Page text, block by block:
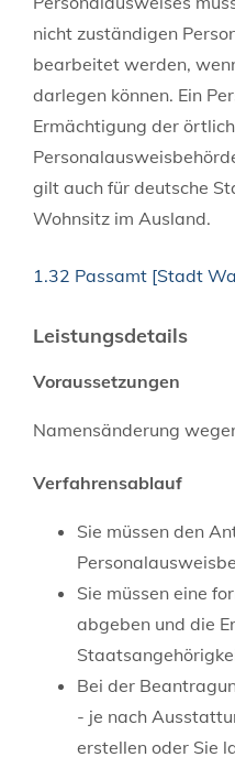
nicht zuständigen
bearbeitet werden,
darlegen können. Ein
Ermächtigung der
gilt auch für deutsche
Wohnsitz im Ausland.
1.32 Passamt [Stadt
Leistungsdetails
Voraussetzungen
Namensänderung
Verfahrensablauf
Sie müssen den
Sie müssen eine
abgeben und die
Bei der
- je nach
erstellen oder Sie